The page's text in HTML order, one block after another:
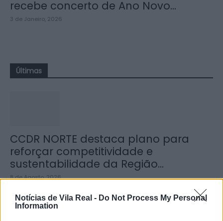
Notícias de Vila Real - Do Not Process My Personal
Information
recebe concerto de Ano Novo...
3 de Janeiro, 2026
Últimas
CCDR NORTE destaca plano para
reforçar competitividade e
sustentabilidade da Região...
8 de Agosto, 2026